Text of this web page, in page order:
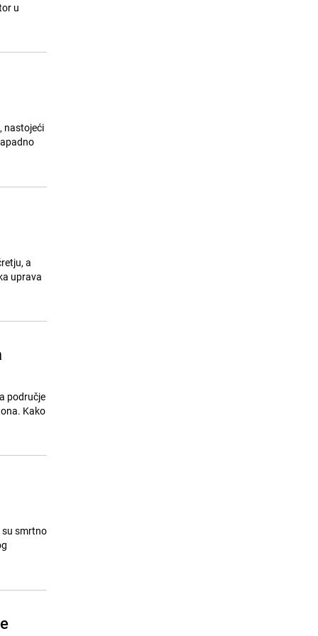
u
nastojeći
a
uprava
područje
Kako
su smrtno